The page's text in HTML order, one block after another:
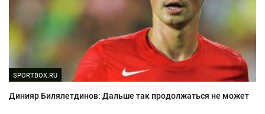
SPORTBOX.RU
Динияр Билялетдинов: Дальше так продолжаться не может